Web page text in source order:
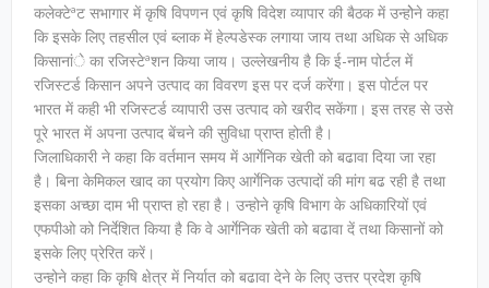
कलेक्टेªट सभागार में कृषि विपणन एवं कृषि विदेश व्यापार की बैठक में उन्होेने कहा
कि इसके लिए तहसील एवं ब्लाक में हेल्पडेस्क लगाया जाय तथा अधिक से अधिक
किसानांे का रजिस्टेªशन किया जाय। उल्लेखनीय है कि ई-नाम पोर्टल में
रजिस्टर्ड किसान अपने उत्पाद का विवरण इस पर दर्ज करेंगा। इस पोर्टल पर
भारत में कही भी रजिस्टर्ड व्यापारी उस उत्पाद को खरीद सकेंगा। इस तरह से उसे
पूरे भारत में अपना उत्पाद बेंचने की सुविधा प्राप्त होती है।
जिलाधिकारी ने कहा कि वर्तमान समय में आर्गेनिक खेती को बढावा दिया जा रहा
है। बिना केमिकल खाद का प्रयोग किए आर्गेनिक उत्पादों की मांग बढ रही है तथा
इसका अच्छा दाम भी प्राप्त हो रहा है। उन्होने कृषि विभाग के अधिकारियों एवं
एफपीओ को निर्देशित किया है कि वे आर्गेनिक खेती को बढावा दें तथा किसानों को
इसके लिए प्रेरित करें।
उन्होने कहा कि कृषि क्षेत्र में निर्यात को बढावा देने के लिए उत्तर प्रदेश कृषि